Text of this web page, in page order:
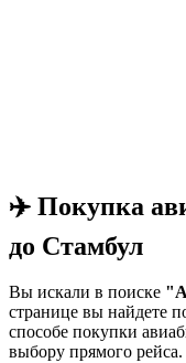
✈️ Покупка
до Стамбул
Вы искали в поиске
странице вы найдете
способе покупки
выбору прямого рейса.